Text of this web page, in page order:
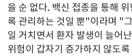
을 순 없다. 백신 접종을 통해
록 관리하는 것일 뿐"이라며 "
일 거치면서 환자 발생이 늘어
위험이 갑자기 증가하지 않도